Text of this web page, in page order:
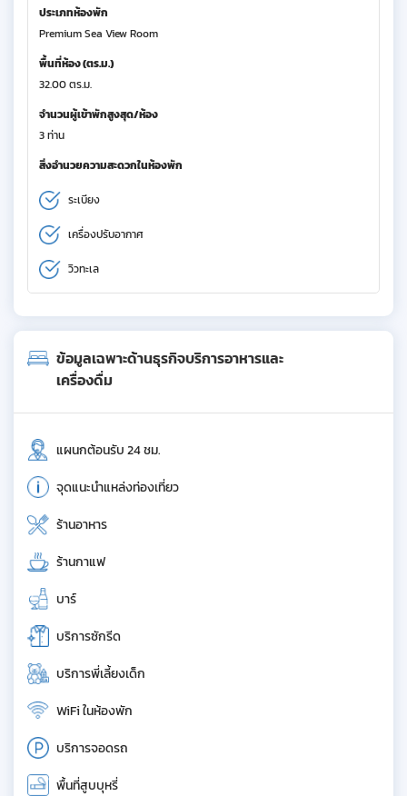
ประเภทห้องพัก
Premium Sea View Room
พื้นที่ห้อง (ตร.ม.)
32.00 ตร.ม.
จำนวนผู้เข้าพักสูงสุด/ห้อง
3 ท่าน
สิ่งอำนวยความสะดวกในห้องพัก
ระเบียง
เครื่องปรับอากาศ
วิวทะเล
ข้อมูลเฉพาะด้านธุรกิจบริการอาหารและ
เครื่องดื่ม
แผนกต้อนรับ 24 ชม.
จุดแนะนำแหล่งท่องเที่ยว
ร้านอาหาร
ร้านกาแฟ
บาร์
บริการซักรีด
บริการพี่เลี้ยงเด็ก
WiFi ในห้องพัก
บริการจอดรถ
พื้นที่สูบบุหรี่